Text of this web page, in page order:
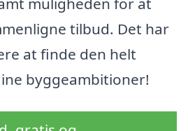
tilbud. Det har
at finde den helt
byggeambitioner!